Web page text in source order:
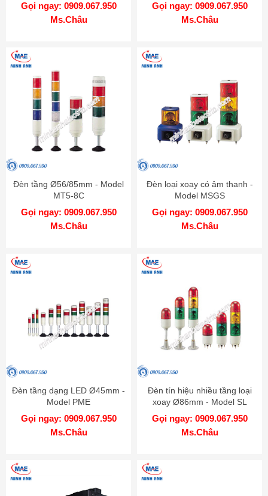
Gọi ngay: 0909.067.950
Ms.Châu
Gọi ngay: 0909.067.950
Ms.Châu
Đèn tầng Ø56/85mm - Model
MT5-8C
Gọi ngay: 0909.067.950
Ms.Châu
Đèn loại xoay có âm thanh -
Model MSGS
Gọi ngay: 0909.067.950
Ms.Châu
Đèn tầng dạng LED Ø45mm -
Model PME
Gọi ngay: 0909.067.950
Ms.Châu
Đèn tín hiệu nhiều tầng loại
xoay Ø86mm - Model SL
Gọi ngay: 0909.067.950
Ms.Châu